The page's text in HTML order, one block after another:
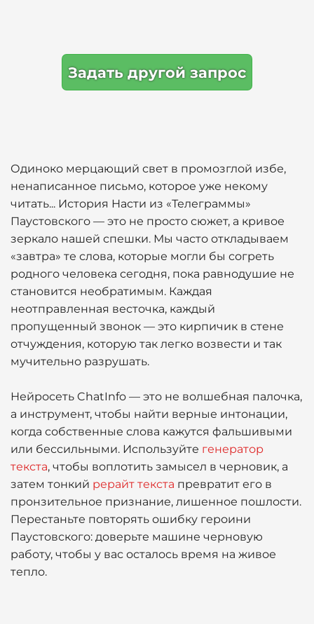
Задать другой запрос
Одиноко мерцающий свет в промозглой избе,
ненаписанное письмо, которое уже некому
читать... История Насти из «Телеграммы»
Паустовского — это не просто сюжет, а кривое
зеркало нашей спешки. Мы часто откладываем
«завтра» те слова, которые могли бы согреть
родного человека сегодня, пока равнодушие не
становится необратимым. Каждая
неотправленная весточка, каждый
пропущенный звонок — это кирпичик в стене
отчуждения, которую так легко возвести и так
мучительно разрушать.
Нейросеть ChatInfo — это не волшебная палочка,
а инструмент, чтобы найти верные интонации,
когда собственные слова кажутся фальшивыми
или бессильными. Используйте генератор
текста, чтобы воплотить замысел в черновик, а
затем тонкий рерайт текста превратит его в
пронзительное признание, лишенное пошлости.
Перестаньте повторять ошибку героини
Паустовского: доверьте машине черновую
работу, чтобы у вас осталось время на живое
тепло.